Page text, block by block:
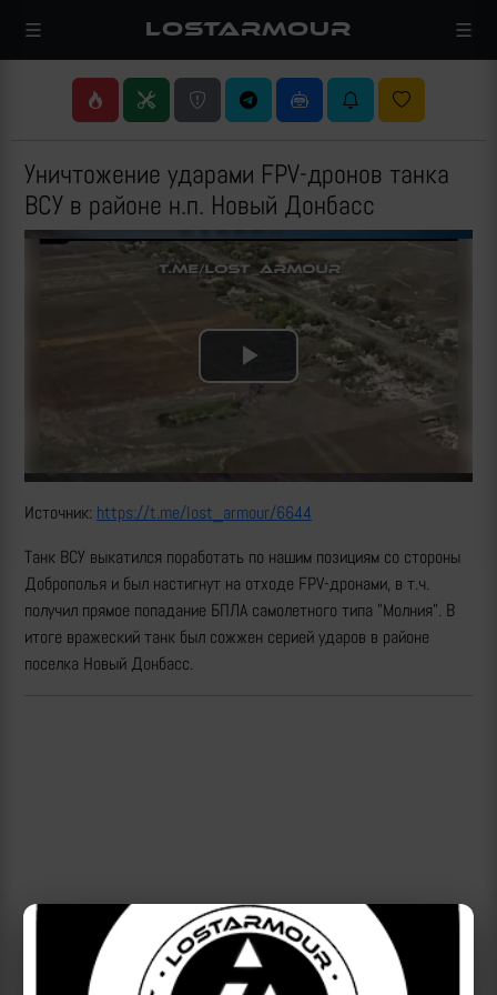
LOSTARMOUR
Уничтожение ударами FPV-дронов танка
ВСУ в районе н.п. Новый Донбасс
Play
Источник: https://t.me/lost_armour/6644
Танк ВСУ выкатился поработать по нашим позициям со стороны
Доброполья и был настигнут на отходе FPV-дронами, в т.ч.
получил прямое попадание БПЛА самолетного типа "Молния". В
итоге вражеский танк был сожжен серией ударов в районе
поселка Новый Донбасс.